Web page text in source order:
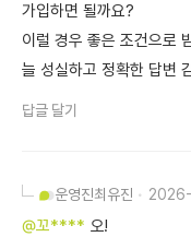
가입하면 될까요?
이럴 경우 좋은 조건으로
늘 성실하고 정확한 답변
답글 달기
운영진최유진
@꼬**** 오!